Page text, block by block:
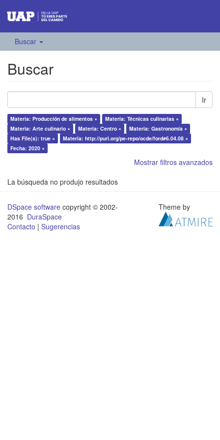
Buscar
Buscar
Ir
Materia: Producción de alimentos ×
Materia: Técnicas culinarias ×
Materia: Arte culinario ×
Materia: Centro ×
Materia: Gastronomía ×
Has File(s): true ×
Materia: http://purl.org/pe-repo/ocde/ford#6.04.08 ×
Fecha: 2020 ×
Mostrar filtros avanzados
La búsqueda no produjo resultados
DSpace software copyright © 2002-
2016 DuraSpace
Contacto | Sugerencias
Theme by